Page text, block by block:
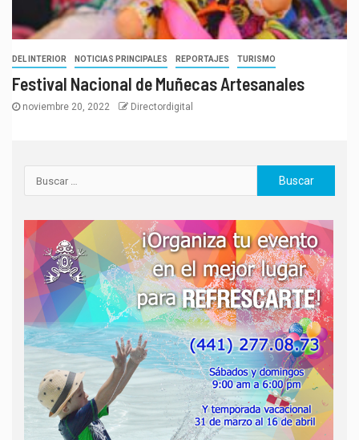
DEL INTERIOR NOTICIAS PRINCIPALES REPORTAJES TURISMO
Festival Nacional de Muñecas Artesanales
noviembre 20, 2022 Directordigital